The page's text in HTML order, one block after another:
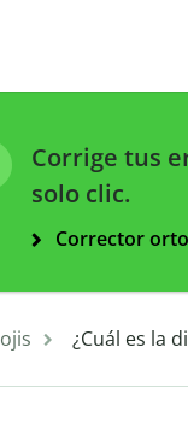
Corrige tus
solo clic.
Corrector
¿Cuál es la